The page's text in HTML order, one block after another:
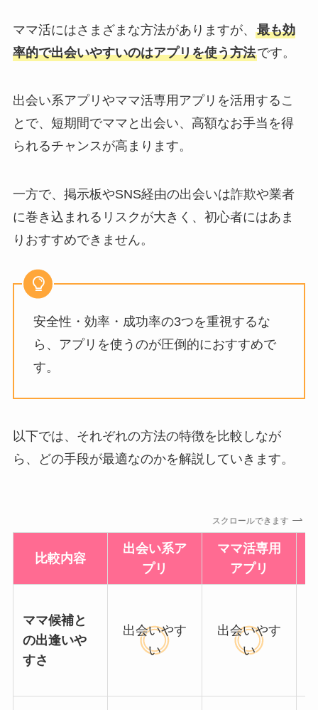
ママ活にはさまざまな方法がありますが、 最も効
率的で出会いやすいのはアプリを使う方法です。
出会い系アプリやママ活専用アプリを活用するこ
とで、短期間でママと出会い、高額なお手当を得
られるチャンスが高まります。
一方で、掲示板やSNS経由の出会いは詐欺や業者
に巻き込まれるリスクが大きく、初心者にはあま
りおすすめできません。
安全性・効率・成功率の3つを重視するな
ら、アプリを使うのが圧倒的におすすめで
す。
以下では、それぞれの方法の特徴を比較しなが
ら、どの手段が最適なのかを解説していきます。
スクロールできます
比較内容
出会い系ア
プリ
ママ活専用
アプリ
ママ候補と
の出逢いや
すさ
出会いやす
い
出会いやす
い